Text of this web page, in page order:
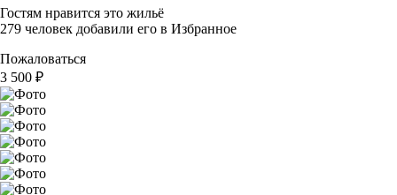
Гостям нравится это жильё
279 человек добавили его в Избранное
Пожаловаться
3 500 ₽